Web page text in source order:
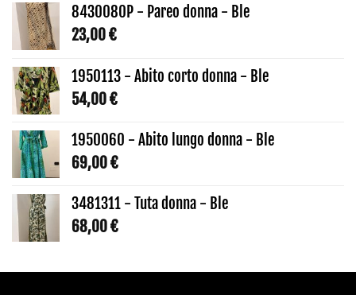
8430080P - Pareo donna - Ble
23,00€
1950113 - Abito corto donna - Ble
54,00€
1950060 - Abito lungo donna - Ble
69,00€
3481311 - Tuta donna - Ble
68,00€